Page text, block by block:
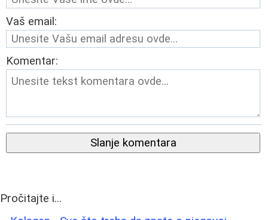
Vaš email:
Komentar:
Slanje komentara
Pročitajte i...